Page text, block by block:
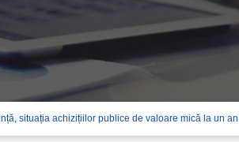
situația achizițiilor publice de valoare mică la un